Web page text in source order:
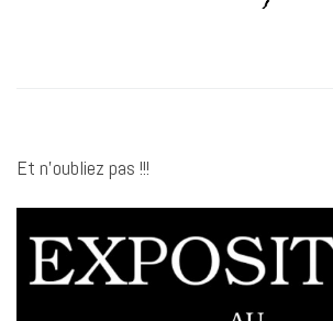
Et n’oubliez pas !!!